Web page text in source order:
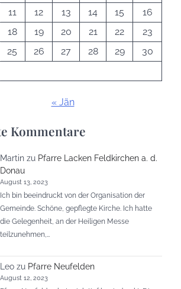
11 12 13 14 15
16
18 19 20 21 22
23
25 26 27 28 29
30
« Jän
Kommentare
Martin zu Pfarre Lacken Feldkirchen a. d.
Donau
August 13, 2023
Ich bin beeindruckt von der Organisation der
Gemeinde. Schöne, gepflegte Kirche. Ich hatte
die Gelegenheit, an der Heiligen Messe
teilzunehmen,…
Leo zu Pfarre Neufelden
August 12, 2023